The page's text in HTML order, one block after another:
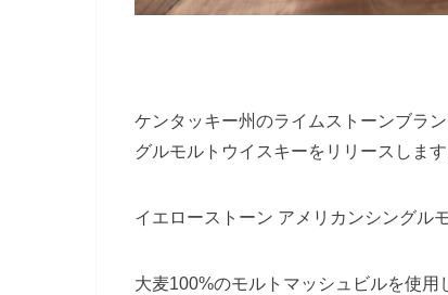
ケンタッキー州のライムストーンブラ
グルモルトウイスキーをリリースします
イエローストーン アメリカンシングル
大麦100%のモルトマッシュビルを使用